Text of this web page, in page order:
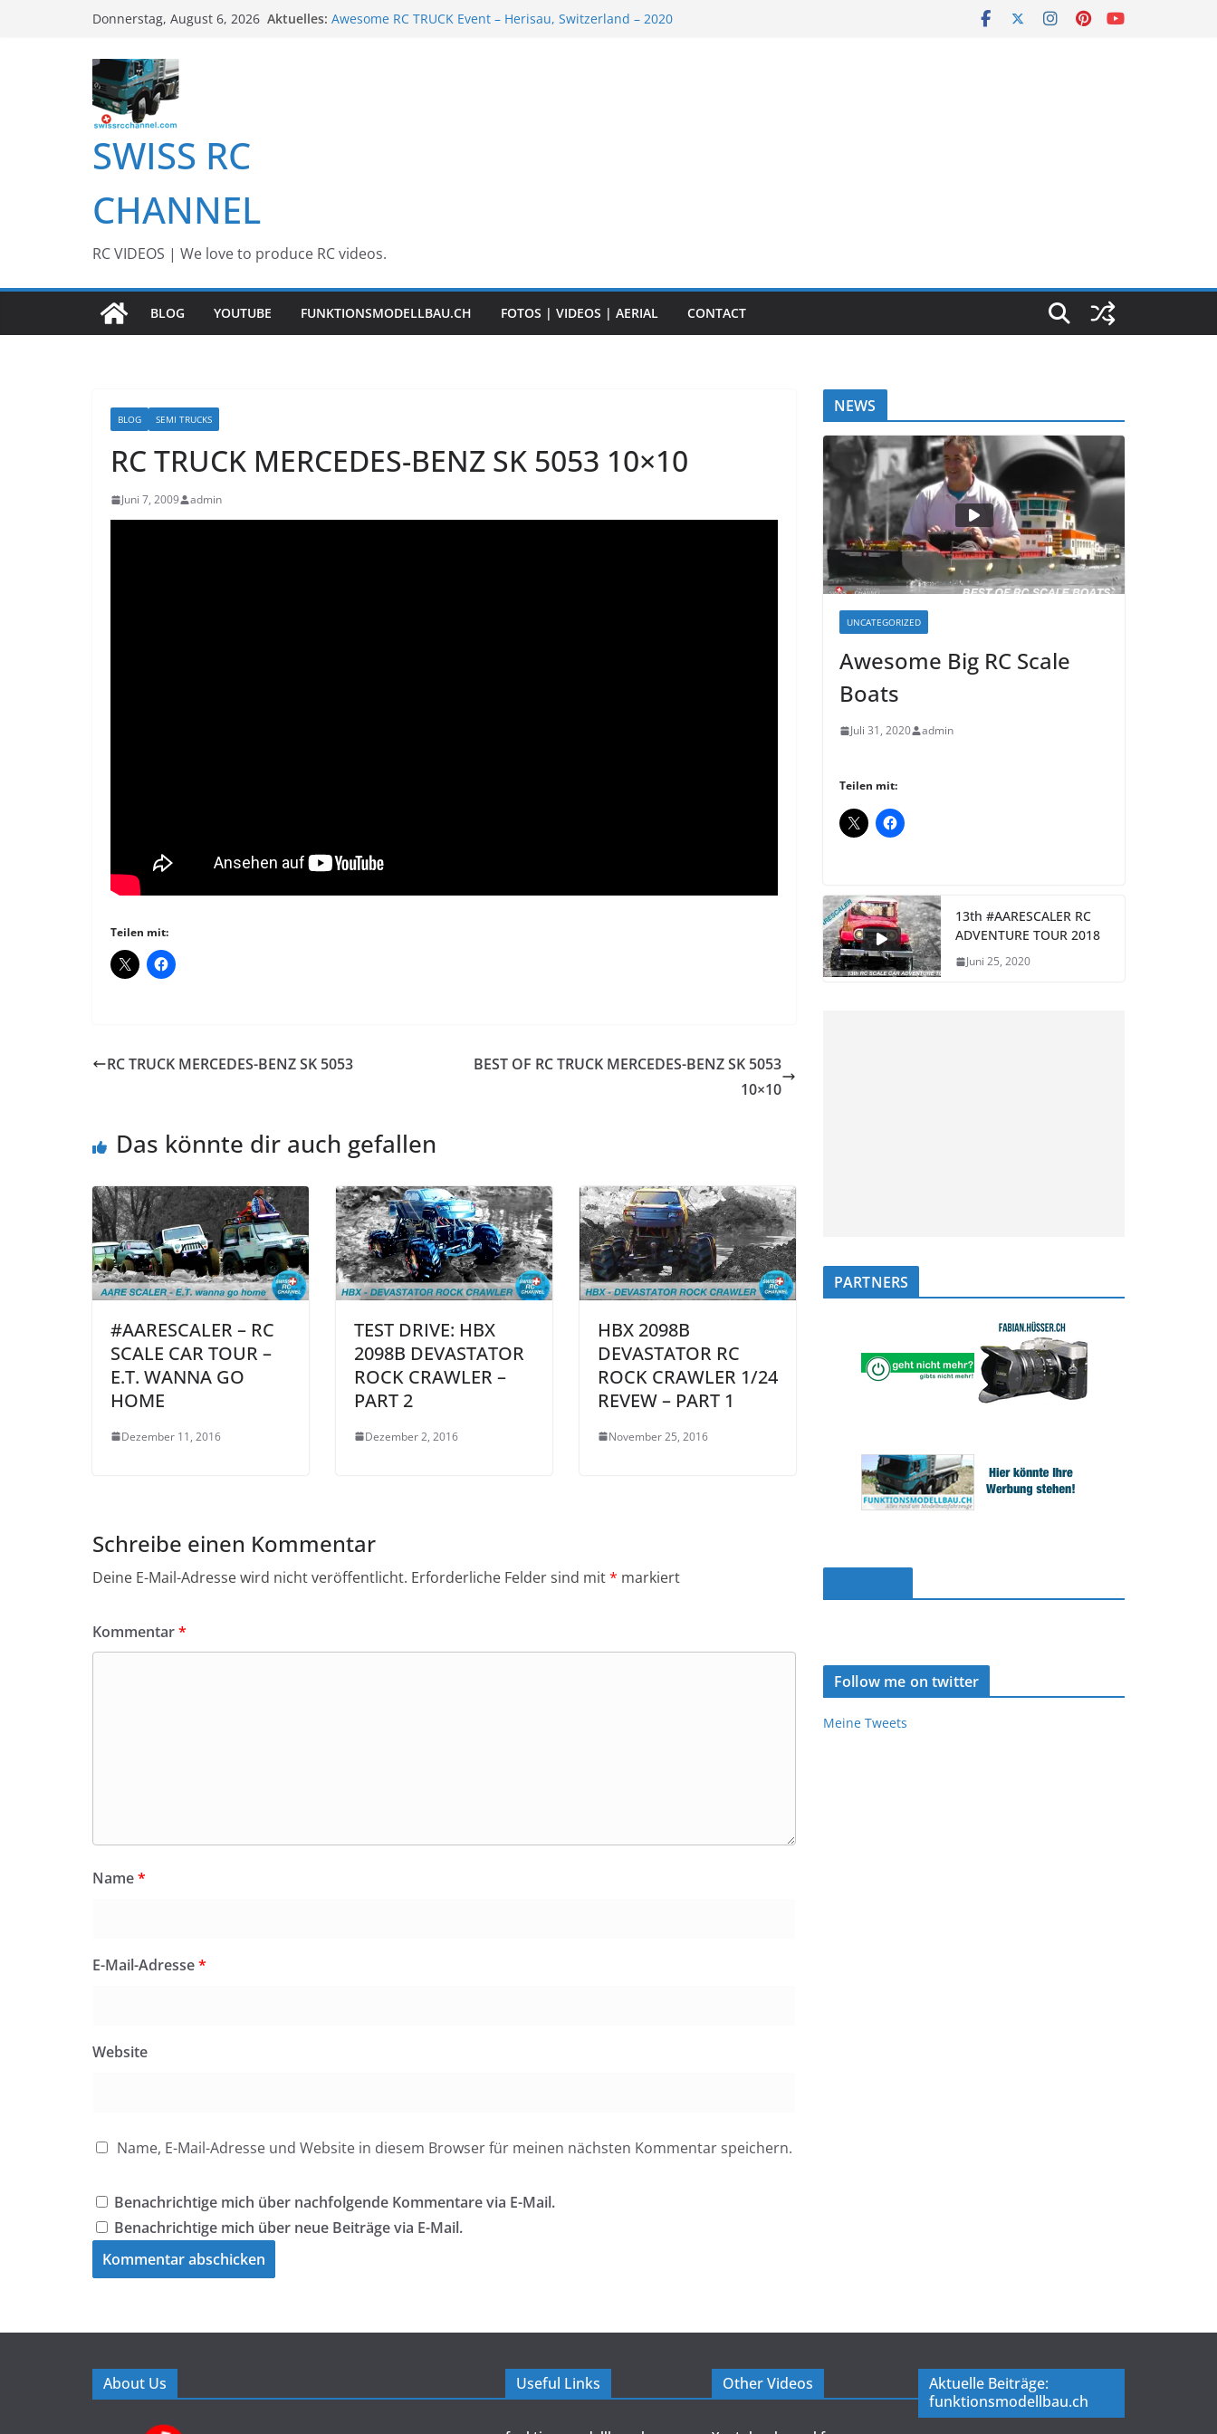
Donnerstag, August 6, 2026 Aktuelles: Awesome RC TRUCK Event – Herisau, Switzerland – 2020
SWISS RC
CHANNEL
RC VIDEOS | We love to produce RC videos.
BLOG YOUTUBE FUNKTIONSMODELLBAU.CH FOTOS | VIDEOS | AERIAL CONTACT
BLOG SEMI TRUCKS
RC TRUCK MERCEDES-BENZ SK 5053 10×10
Juni 7, 2009 admin
Teilen mit:
RC TRUCK MERCEDES-BENZ SK 5053
BEST OF RC TRUCK MERCEDES-BENZ SK 5053
10×10
Das könnte dir auch gefallen
#AARESCALER – RC
SCALE CAR TOUR –
E.T. WANNA GO
HOME
Dezember 11, 2016
TEST DRIVE: HBX
2098B DEVASTATOR
ROCK CRAWLER –
PART 2
Dezember 2, 2016
HBX 2098B
DEVASTATOR RC
ROCK CRAWLER 1/24
REVEW – PART 1
November 25, 2016
Schreibe einen Kommentar
Deine E-Mail-Adresse wird nicht veröffentlicht. Erforderliche Felder sind mit* markiert
Kommentar*
Name*
E-Mail-Adresse*
Website
Name, E-Mail-Adresse und Website in diesem Browser für meinen nächsten Kommentar speichern.
Benachrichtige mich über nachfolgende Kommentare via E-Mail.
Benachrichtige mich über neue Beiträge via E-Mail.
NEWS
UNCATEGORIZED
Awesome Big RC Scale
Boats
Juli 31, 2020 admin
Teilen mit:
13th #AARESCALER RC
ADVENTURE TOUR 2018
Juni 25, 2020
PARTNERS
Follow me on twitter
Meine Tweets
About Us Useful Links Other Videos
Aktuelle Beiträge:
funktionsmodellbau.ch